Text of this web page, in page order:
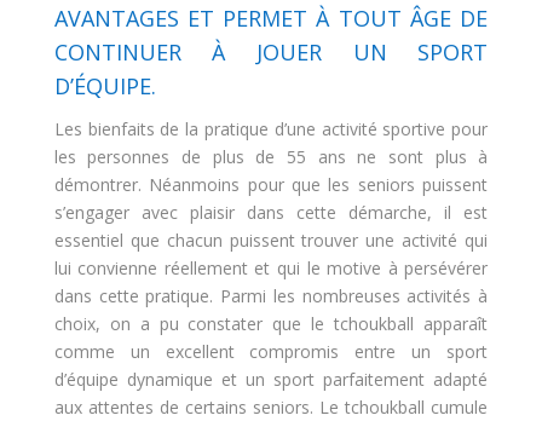
AVANTAGES ET PERMET À TOUT ÂGE DE
CONTINUER À JOUER UN SPORT
D’ÉQUIPE.
Les bienfaits de la pratique d’une activité sportive pour
les personnes de plus de 55 ans ne sont plus à
démontrer. Néanmoins pour que les seniors puissent
s’engager avec plaisir dans cette démarche, il est
essentiel que chacun puissent trouver une activité qui
lui convienne réellement et qui le motive à persévérer
dans cette pratique. Parmi les nombreuses activités à
choix, on a pu constater que le tchoukball apparaît
comme un excellent compromis entre un sport
d’équipe dynamique et un sport parfaitement adapté
aux attentes de certains seniors. Le tchoukball cumule